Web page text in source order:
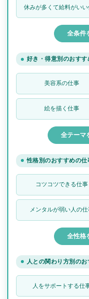
休みが多くて給料がいい
全条件
好き・得意別のおすす
美容系の仕事
絵を描く仕事
全テーマ
性格別のおすすめの仕
コツコツできる仕事
メンタルが弱い人の仕
全性格
人との関わり方別の
人をサポートする仕